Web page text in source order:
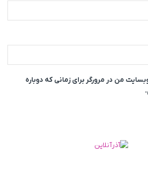
من در مرورگر برای زمانی که دوباره